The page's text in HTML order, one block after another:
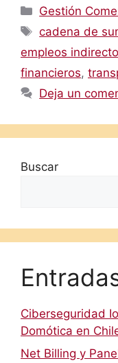
Categorías
Gestión
Etiquetas
cadena de
empleos
financieros,
Deja un
Buscar
Ciberseguridad
Domótica en
Net Billing y